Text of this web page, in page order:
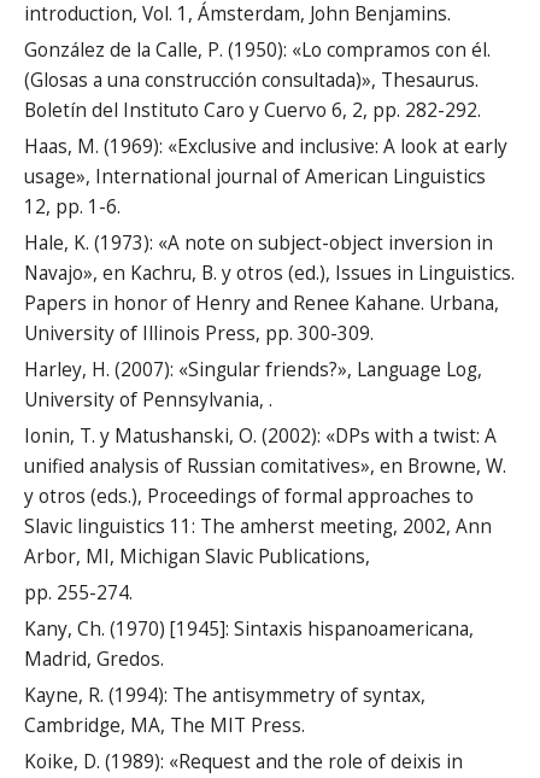
introduction, Vol. 1, Ámsterdam, John Benjamins.
González de la Calle, P. (1950): «Lo compramos con él.
(Glosas a una construcción consultada)», Thesaurus.
Boletín del Instituto Caro y Cuervo 6, 2, pp. 282-292.
Haas, M. (1969): «Exclusive and inclusive: A look at early
usage», International journal of American Linguistics
12, pp. 1-6.
Hale, K. (1973): «A note on subject-object inversion in
Navajo», en Kachru, B. y otros (ed.), Issues in Linguistics.
Papers in honor of Henry and Renee Kahane. Urbana,
University of Illinois Press, pp. 300-309.
Harley, H. (2007): «Singular friends?», Language Log,
University of Pennsylvania, .
Ionin, T. y Matushanski, O. (2002): «DPs with a twist: A
unified analysis of Russian comitatives», en Browne, W.
y otros (eds.), Proceedings of formal approaches to
Slavic linguistics 11: The amherst meeting, 2002, Ann
Arbor, MI, Michigan Slavic Publications,
pp. 255-274.
Kany, Ch. (1970) [1945]: Sintaxis hispanoamericana,
Madrid, Gredos.
Kayne, R. (1994): The antisymmetry of syntax,
Cambridge, MA, The MIT Press.
Koike, D. (1989): «Request and the role of deixis in